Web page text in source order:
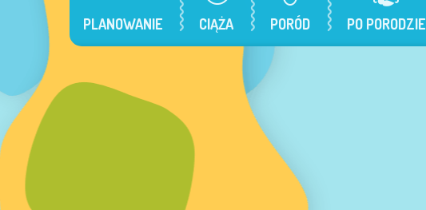
PLANOWANIE CIĄŻA PORÓD PO PORODZIE